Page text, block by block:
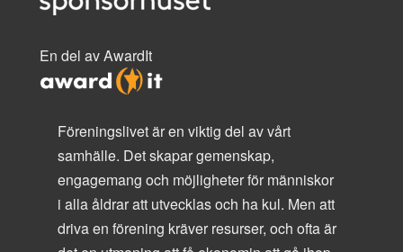
En del av AwardIt
Föreningslivet är en viktig del av vårt
samhälle. Det skapar gemenskap,
engagemang och möjligheter för människor
i alla åldrar att utvecklas och ha kul. Men att
driva en förening kräver resurser, och ofta är